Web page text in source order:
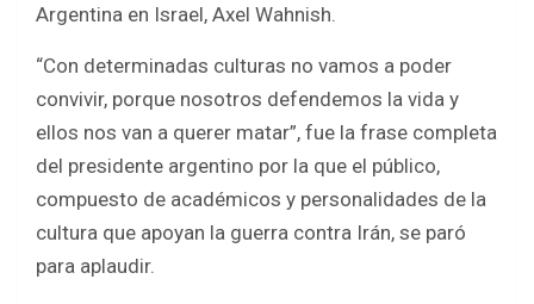
Argentina en Israel, Axel Wahnish.
“Con determinadas culturas no vamos a poder
convivir, porque nosotros defendemos la vida y
ellos nos van a querer matar”, fue la frase completa
del presidente argentino por la que el público,
compuesto de académicos y personalidades de la
cultura que apoyan la guerra contra Irán, se paró
para aplaudir.